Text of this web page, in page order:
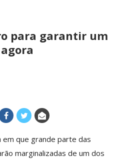
para garantir um
que grande parte das
marginalizadas de um dos